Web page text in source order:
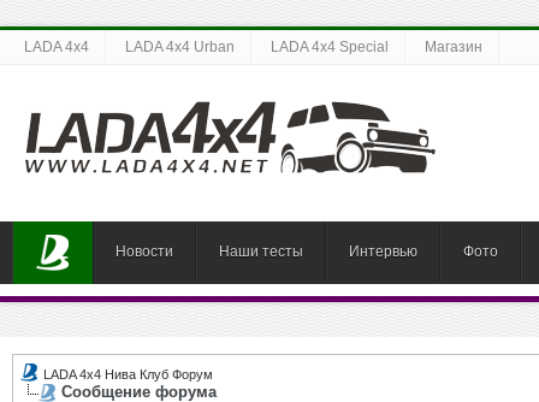
LADA 4x4 LADA 4x4 Urban LADA 4x4 Special Магазин
Новости Наши тесты Интервью Фото
LADA 4x4 Нива Клуб Форум
Сообщение форума